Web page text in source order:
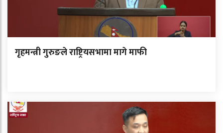
गृहमन्त्री गुरुङले राष्ट्रियसभामा मागे माफी